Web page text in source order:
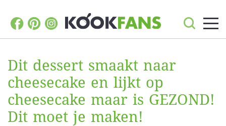
Dit dessert smaakt naar
cheesecake en lijkt op
cheesecake maar is GEZOND!
Dit moet je maken!